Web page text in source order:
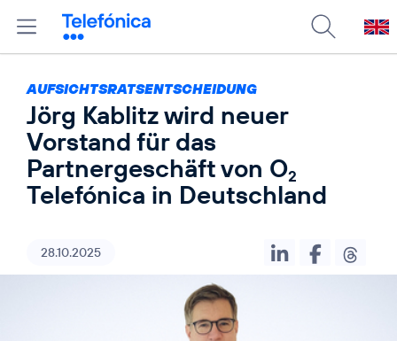
AUFSICHTSRATSENTSCHEIDUNG
Jörg Kablitz wird neuer
Vorstand für das
Partnergeschäft von O2
Telefónica in Deutschland
28.10.2025